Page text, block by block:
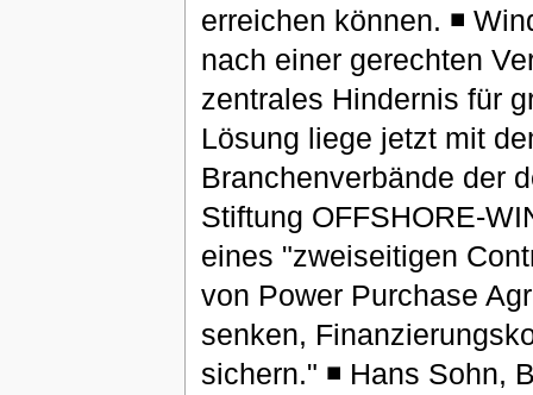
erreichen können. ◾
nach einer gerechten
zentrales Hindernis für
Lösung liege jetzt mit
Branchenverbände der
Stiftung OFFSHORE-
eines "zweiseitigen
von Power Purchase
senken,
sichern." ◾ Hans Sohn,